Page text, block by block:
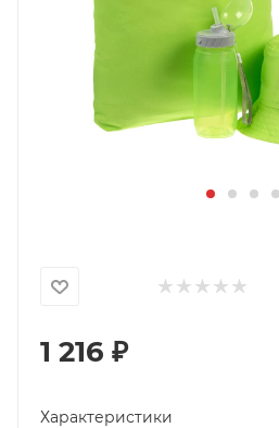
1 216 ₽
Характеристики